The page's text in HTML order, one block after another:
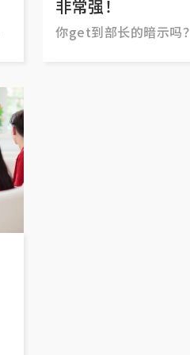
非常强！
你get到部长的暗示吗？